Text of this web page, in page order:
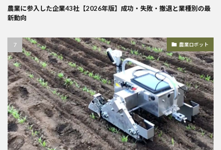
農業に参入した企業43社【2026年版】成功・失敗・撤退と業種別の最
新動向
農業ロボット